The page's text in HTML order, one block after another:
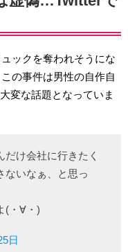
ックを奪われそうにな
の事件は男性の自作自
変な話題となっていま
け会社に行きたく
ないなぁ、と思っ
(・∀・)
日